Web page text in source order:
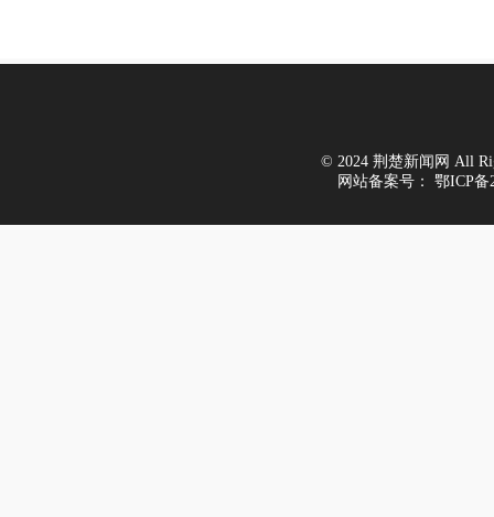
© 2024 荆楚新闻网 All
网站备案号：
鄂ICP备